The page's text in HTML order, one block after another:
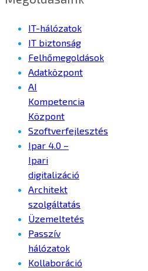
IT-hálózatok
IT biztonság
Felhőmegoldások
Adatközpont
AI
Kompetencia
Központ
Szoftverfejlesztés
Ipar 4.0 –
Ipari
digitalizáció
Architekt
szolgáltatás
Üzemeltetés
Passzív
hálózatok
Kollaboráció